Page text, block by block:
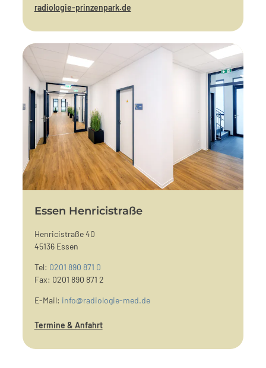
radiologie-prinzenpark.de
Essen Henricistraße
Henricistraße 40
45136 Essen
Tel: 0201 890 871 0
Fax: 0201 890 871 2
E-Mail: info@radiologie-med.de
Termine & Anfahrt